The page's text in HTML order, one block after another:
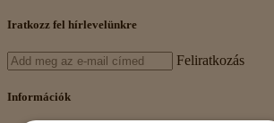
Iratkozz fel hírlevelünkre
Feliratkozás
Információk